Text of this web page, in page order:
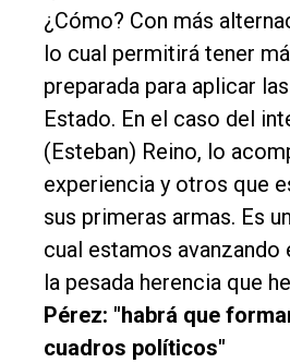
¿Cómo? Con más
lo cual permitirá tener
preparada para aplicar
Estado. En el caso del
(Esteban) Reino, lo
experiencia y otros que
sus primeras armas. Es
cual estamos avanzando
la pesada herencia que
Pérez: "habrá que
cuadros políticos"